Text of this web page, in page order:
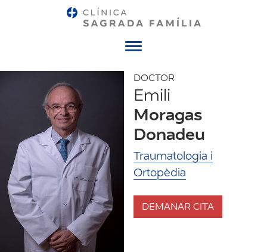
DOCTOR
Emili
Moragas
Donadeu
Traumatologia i
Ortopèdia
DEMANAR CITA